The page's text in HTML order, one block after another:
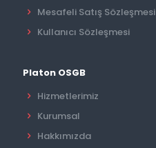
Mesafeli Satış Sözleşmesi
Kullanıcı Sözleşmesi
Platon OSGB
Hizmetlerimiz
Kurumsal
Hakkımızda